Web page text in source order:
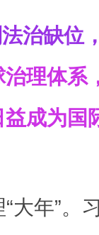
治缺位
理体系
成为国
大年”。